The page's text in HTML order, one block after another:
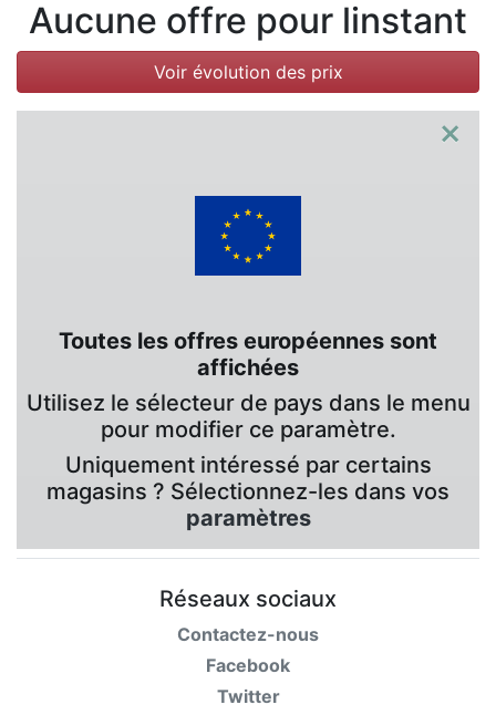
Aucune offre pour linstant
Voir évolution des prix
×
Toutes les offres européennes sont
affichées
Utilisez le sélecteur de pays dans le menu
pour modifier ce paramètre.
Uniquement intéressé par certains
magasins ? Sélectionnez-les dans vos
paramètres
Réseaux sociaux
Contactez-nous
Facebook
Twitter